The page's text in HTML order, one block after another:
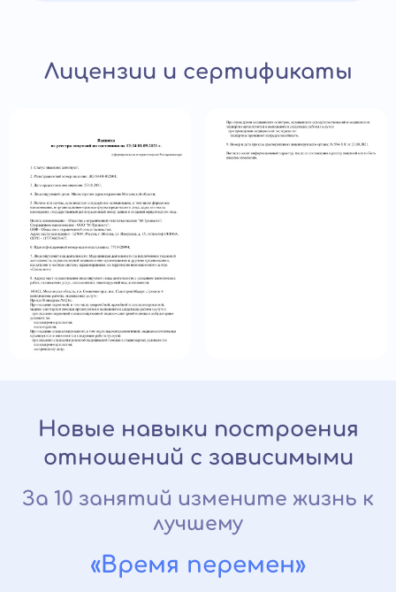
Лицензии и сертификаты
Новые навыки построения
отношений с зависимыми
За 10 занятий измените жизнь к
лучшему
«Время перемен»